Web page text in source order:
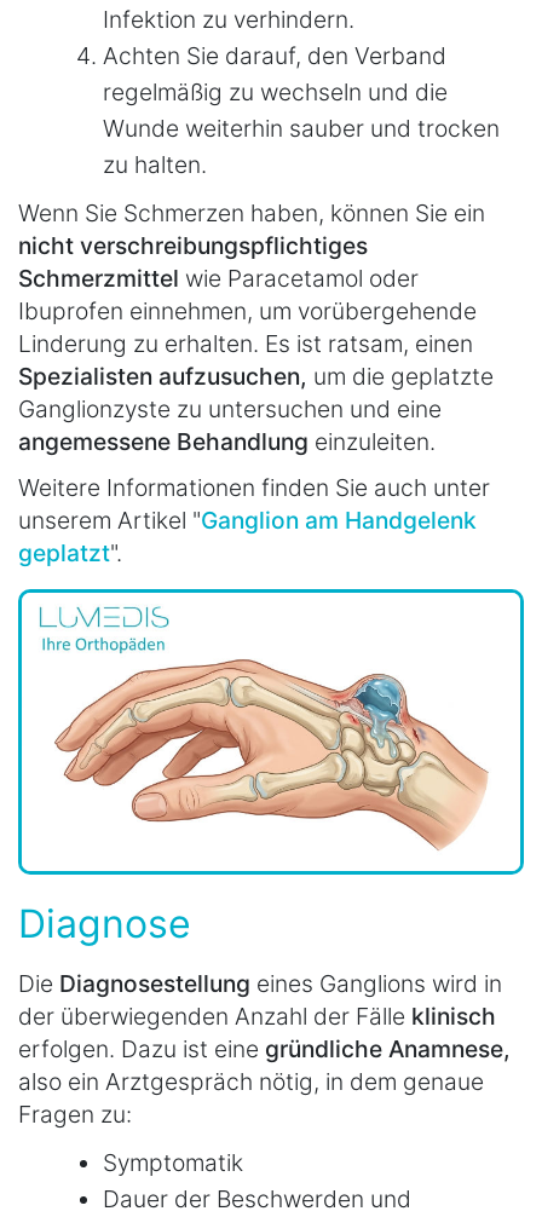
Infektion zu verhindern.
Achten Sie darauf, den Verband
regelmäßig zu wechseln und die
Wunde weiterhin sauber und trocken
zu halten.
Wenn Sie Schmerzen haben, können Sie ein
nicht verschreibungspflichtiges
Schmerzmittel wie Paracetamol oder
Ibuprofen einnehmen, um vorübergehende
Linderung zu erhalten. Es ist ratsam, einen
Spezialisten aufzusuchen, um die geplatzte
Ganglionzyste zu untersuchen und eine
angemessene Behandlung einzuleiten.
Weitere Informationen finden Sie auch unter
unserem Artikel "Ganglion am Handgelenk
geplatzt".
Diagnose
Die Diagnosestellung eines Ganglions wird in
der überwiegenden Anzahl der Fälle klinisch
erfolgen. Dazu ist eine gründliche Anamnese,
also ein Arztgespräch nötig, in dem genaue
Fragen zu:
Symptomatik
Dauer der Beschwerden und